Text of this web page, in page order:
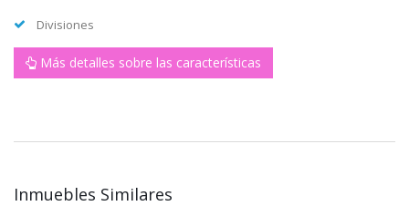
Divisiones
Más detalles sobre las características
Inmuebles Similares